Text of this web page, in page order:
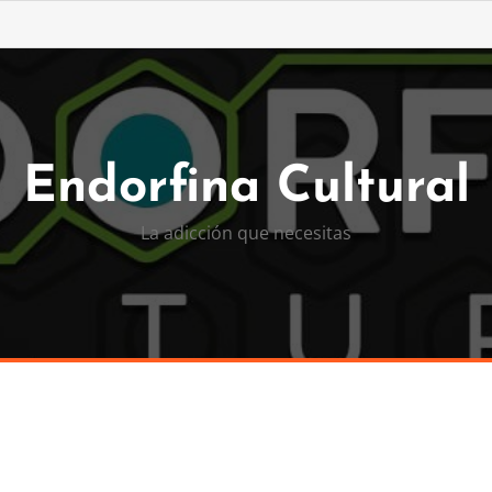
Endorfina Cultural
La adicción que necesitas